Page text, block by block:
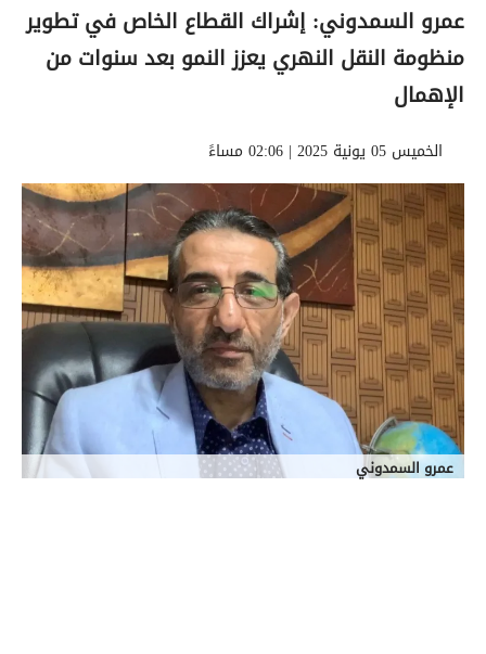
عمرو السمدوني: إشراك القطاع الخاص في تطوير
منظومة النقل النهري يعزز النمو بعد سنوات من
الإهمال
الخميس 05 يونية 2025 | 02:06 مساءً
عمرو السمدوني